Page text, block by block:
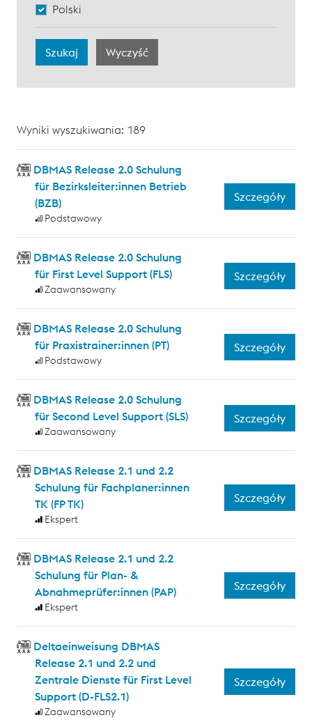
Polski
Wyniki wyszukiwania: 189
DBMAS Release 2.0 Schulung
für Bezirksleiter:innen Betrieb
(BZB)
Podstawowy
Szczegóły
DBMAS Release 2.0 Schulung
für First Level Support (FLS)
Zaawansowany
Szczegóły
DBMAS Release 2.0 Schulung
für Praxistrainer:innen (PT)
Podstawowy
Szczegóły
DBMAS Release 2.0 Schulung
für Second Level Support (SLS)
Zaawansowany
Szczegóły
DBMAS Release 2.1 und 2.2
Schulung für Fachplaner:innen
TK (FP TK)
Ekspert
Szczegóły
DBMAS Release 2.1 und 2.2
Schulung für Plan- &
Abnahmeprüfer:innen (PAP)
Ekspert
Szczegóły
Deltaeinweisung DBMAS
Release 2.1 und 2.2 und
Zentrale Dienste für First Level
Support (D-FLS2.1)
Zaawansowany
Szczegóły